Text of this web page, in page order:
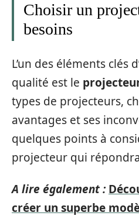
Choisir un
besoins
L’un des éléments clés
qualité est le
types de projecteurs,
avantages et ses
quelques points à
projecteur qui
A lire également :
créer un superbe